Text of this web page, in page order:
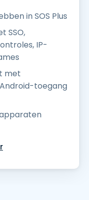
in SOS Plus
SSO,
IP-
met
toegang